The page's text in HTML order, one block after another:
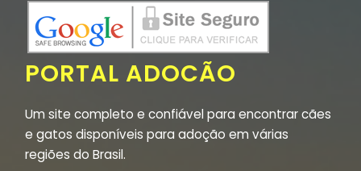
PORTAL ADOCÃO
Um site completo e confiável para encontrar cães
e gatos disponíveis para adoção em várias
regiões do Brasil.